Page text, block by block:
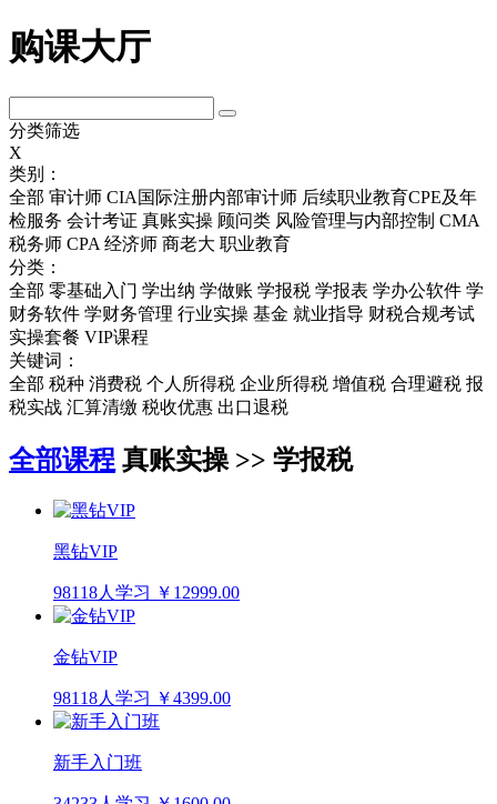
购课大厅
分类筛选
X
类别：
全部 审计师 CIA国际注册内部审计师 后续职业教育CPE及年
检服务 会计考证 真账实操 顾问类 风险管理与内部控制 CMA
税务师 CPA 经济师 商老大 职业教育
分类：
全部 零基础入门 学出纳 学做账 学报税 学报表 学办公软件 学
财务软件 学财务管理 行业实操 基金 就业指导 财税合规考试
实操套餐 VIP课程
关键词：
全部 税种 消费税 个人所得税 企业所得税 增值税 合理避税 报
税实战 汇算清缴 税收优惠 出口退税
全部课程 真账实操 >> 学报税
黑钻VIP
98118人学习 ￥12999.00
金钻VIP
98118人学习 ￥4399.00
新手入门班